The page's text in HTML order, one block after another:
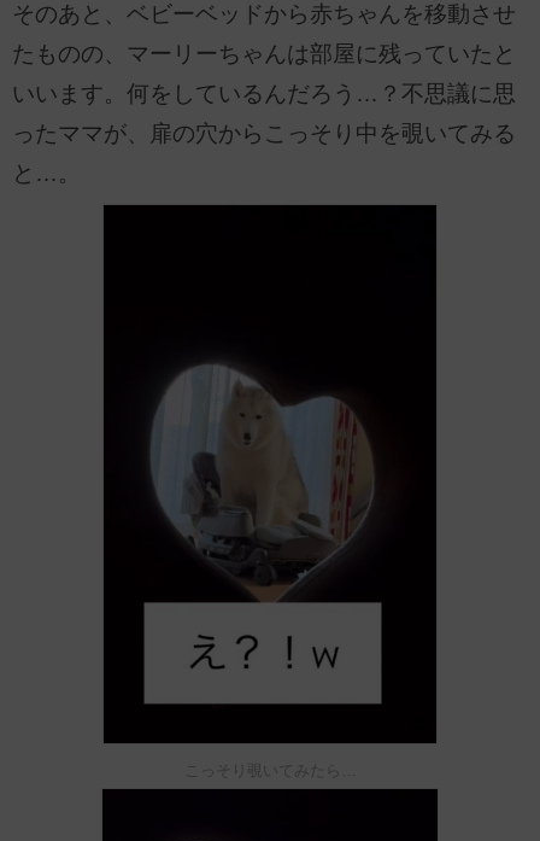
そのあと、ベビーベッドから赤ちゃんを移動させ
たものの、マーリーちゃんは部屋に残っていたと
いいます。何をしているんだろう…？不思議に思
ったママが、扉の穴からこっそり中を覗いてみる
と…。
こっそり覗いてみたら…